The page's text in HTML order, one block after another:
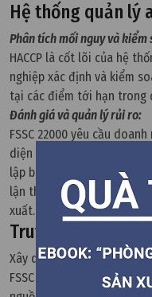
Hệ thống quản lý
Phân tích mối nguy và kiểm
HACCP là cốt lõi của hệ
nghiệp xác định và kiểm
tại các điểm tới hạn trong
Đánh giá và quản lý rủi ro:
FSSC 22000 yêu cầu
diện để nhận diện các
lập biện pháp phòng ngừa.
lận thực phẩm và các
xuất.
Truy xuất nguồn
Xây dựng hệ thống truy
FSSC 22000 yêu cầu